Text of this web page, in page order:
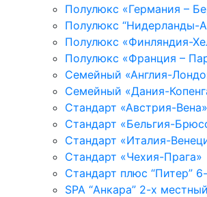
Полулюкс «Германия –
Полулюкс “Нидерланды-
Полулюкс «Финляндия-
Полулюкс «Франция –
Семейный «Англия-
Семейный «Дания-
Стандарт «Австрия-Вена»
Стандарт «Бельгия-
Стандарт «Италия-
Стандарт «Чехия-Прага»
Стандарт плюс “Питер”
SPA “Анкaра” 2-х местный